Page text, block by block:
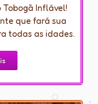
Inflável!
que fará sua
todas as idades.